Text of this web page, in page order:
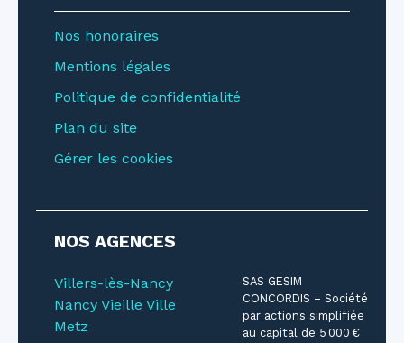
Nos honoraires
Mentions légales
Politique de confidentialité
Plan du site
Gérer les cookies
NOS AGENCES
Villers-lès-Nancy
Nancy Vieille Ville
Metz
SAS GESIM
CONCORDIS – Société
par actions simplifiée
au capital de 5 000 €